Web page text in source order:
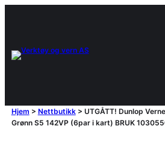
Hjem > Nettbutikk> UTGÅTT! Dunlop
Grønn S5 142VP (6par i kart) BRUK